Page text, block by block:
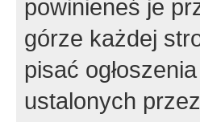
powinieneś je
górze każdej
pisać
ustalonych